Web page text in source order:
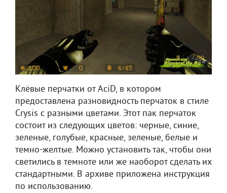
Клёвые перчатки от AciD, в котором
предоставлена разновидность перчаток в стиле
Crysis с разными цветами. Этот пак перчаток
состоит из следующих цветов: черные, синие,
зеленые, голубые, красные, зеленые, белые и
темно-желтые. Можно установить так, чтобы они
светились в темноте или же наоборот сделать их
стандартными. В архиве приложена инструкция
по использованию.